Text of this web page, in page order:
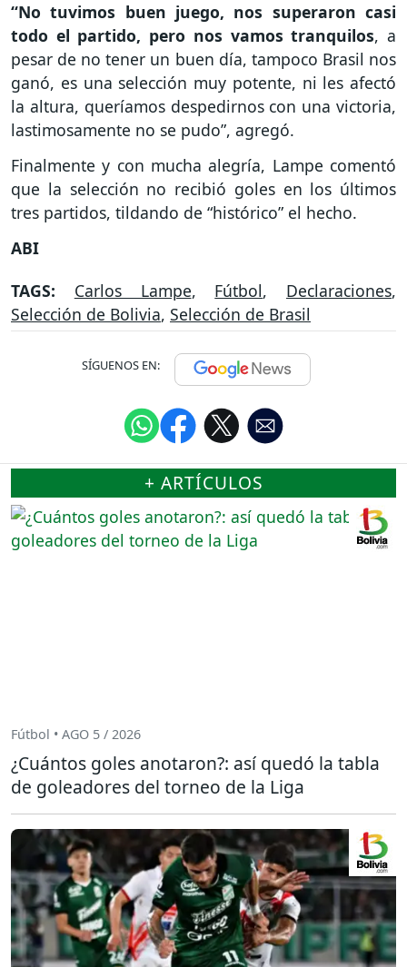
“No tuvimos buen juego, nos superaron casi
todo el partido, pero nos vamos tranquilos, a
pesar de no tener un buen día, tampoco Brasil nos
ganó, es una selección muy potente, ni les afectó
la altura, queríamos despedirnos con una victoria,
lastimosamente no se pudo”, agregó.
Finalmente y con mucha alegría, Lampe comentó
que la selección no recibió goles en los últimos
tres partidos, tildando de “histórico” el hecho.
ABI
TAGS: Carlos Lampe, Fútbol, Declaraciones,
Selección de Bolivia, Selección de Brasil
SÍGUENOS EN:
+ ARTÍCULOS
Fútbol • AGO 5 / 2026
¿Cuántos goles anotaron?: así quedó la tabla
de goleadores del torneo de la Liga